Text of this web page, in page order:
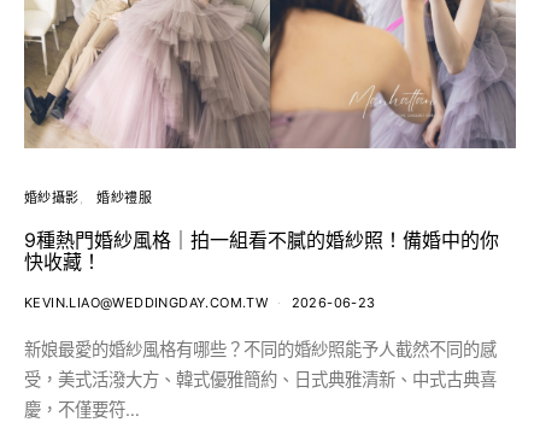
婚紗攝影 婚紗禮服
9種熱門婚紗風格｜拍一組看不膩的婚紗照！備婚中的你
快收藏！
KEVIN.LIAO@WEDDINGDAY.COM.TW 2026-06-23
新娘最愛的婚紗風格有哪些？不同的婚紗照能予人截然不同的感
受，美式活潑大方、韓式優雅簡約、日式典雅清新、中式古典喜
慶，不僅要符…